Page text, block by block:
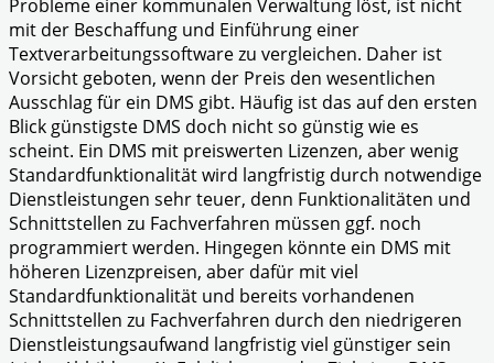
Probleme einer kommunalen Verwaltung löst, ist nicht
mit der Beschaffung und Einführung einer
Textverarbeitungssoftware zu vergleichen. Daher ist
Vorsicht geboten, wenn der Preis den wesentlichen
Ausschlag für ein DMS gibt. Häufig ist das auf den ersten
Blick günstigste DMS doch nicht so günstig wie es
scheint. Ein DMS mit preiswerten Lizenzen, aber wenig
Standardfunktionalität wird langfristig durch notwendige
Dienstleistungen sehr teuer, denn Funktionalitäten und
Schnittstellen zu Fachverfahren müssen ggf. noch
programmiert werden. Hingegen könnte ein DMS mit
höheren Lizenzpreisen, aber dafür mit viel
Standardfunktionalität und bereits vorhandenen
Schnittstellen zu Fachverfahren durch den niedrigeren
Dienstleistungsaufwand langfristig viel günstiger sein